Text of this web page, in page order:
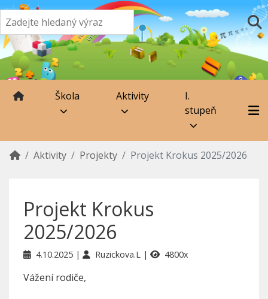
Škola Aktivity
I.
stupeň
Aktivity Projekty Projekt Krokus 2025/2026
Projekt Krokus
2025/2026
4.10.2025 Ruzickova.L 4800x
Vážení rodiče,